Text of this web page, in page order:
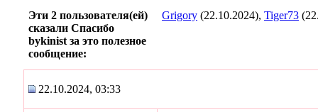
Эти 2 пользователя(ей)
сказали Спасибо
bykinist за это полезное
сообщение:
Grigory (22.10.2024), Tiger73
22.10.2024, 03:33